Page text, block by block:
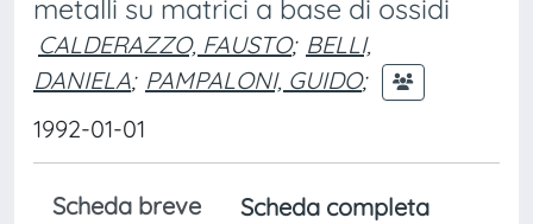
metalli su matrici a base di ossidi
CALDERAZZO, FAUSTO; BELLI,
DANIELA; PAMPALONI, GUIDO;
1992-01-01
Scheda breve
Scheda completa